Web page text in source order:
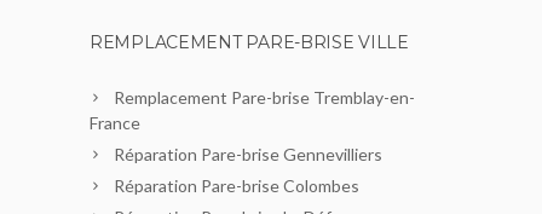
REMPLACEMENT PARE-BRISE VILLE
Remplacement Pare-brise Tremblay-en-
France
Réparation Pare-brise Gennevilliers
Réparation Pare-brise Colombes